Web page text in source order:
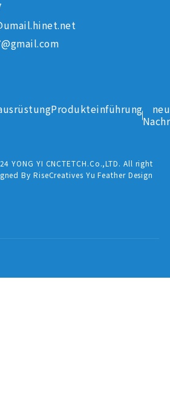
Produkteinführung
YONG YI CNCTETCH.Co.,LTD. All right
By RiseCreatives Yu Feather Design